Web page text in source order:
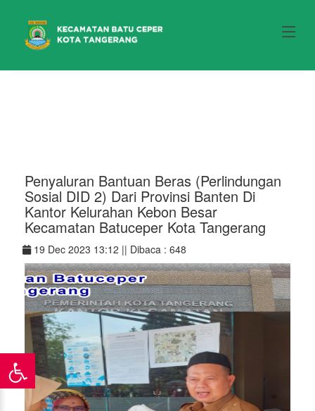
Penyaluran Bantuan Beras (Perlindungan
Sosial DID 2) Dari Provinsi Banten Di
Kantor Kelurahan Kebon Besar
Kecamatan Batuceper Kota Tangerang
19 Dec 2023 13:12 || Dibaca : 648